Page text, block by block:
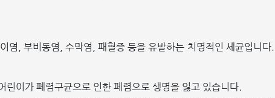
, 부비동염, 수막염, 패혈증 등을 유발하는 치명적인 세균입니다.
이가 폐렴구균으로 인한 폐렴으로 생명을 잃고 있습니다.